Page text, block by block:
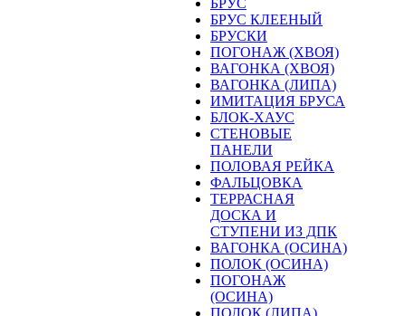
БРУС
БРУС КЛЕЕНЫЙ
БРУСКИ
ПОГОНАЖ (ХВОЯ)
ВАГОНКА (ХВОЯ)
ВАГОНКА (ЛИПА)
ИМИТАЦИЯ БРУСА
БЛОК-ХАУС
СТЕНОВЫЕ
ПАНЕЛИ
ПОЛОВАЯ РЕЙКА
ФАЛЬЦОВКА
ТЕРРАСНАЯ
ДОСКА И
СТУПЕНИ ИЗ ДПК
ВАГОНКА (ОСИНА)
ПОЛОК (ОСИНА)
ПОГОНАЖ
(ОСИНА)
ПОЛОК (ЛИПА)